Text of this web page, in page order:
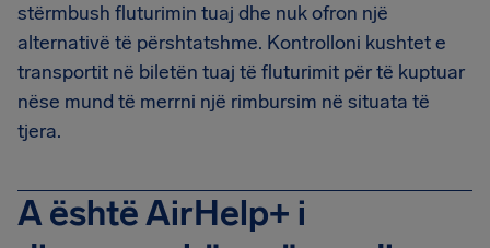
stërmbush fluturimin tuaj dhe nuk ofron një
alternativë të përshtatshme. Kontrolloni kushtet e
transportit në biletën tuaj të fluturimit për të kuptuar
nëse mund të merrni një rimbursim në situata të
tjera.
A është AirHelp+ i